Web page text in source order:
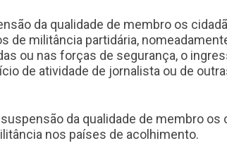
da qualidade de membro os
de militância partidária,
ou nas forças de segurança, o
de atividade de jornalista ou de
da qualidade de membro
nos países de acolhimento.